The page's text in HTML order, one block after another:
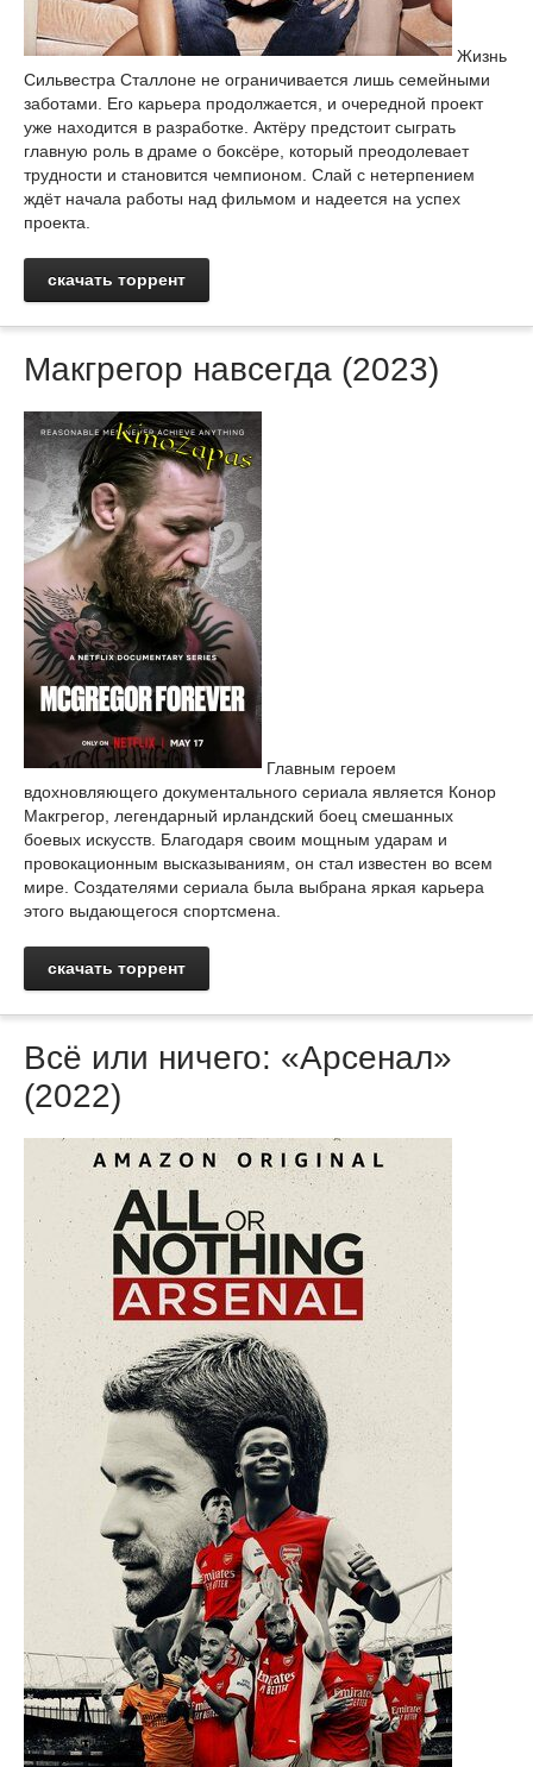
Жизнь
Сильвестра Сталлоне не ограничивается лишь семейными
заботами. Его карьера продолжается, и очередной проект
уже находится в разработке. Актёру предстоит сыграть
главную роль в драме о боксёре, который преодолевает
трудности и становится чемпионом. Слай с нетерпением
ждёт начала работы над фильмом и надеется на успех
проекта.
скачать торрент
Макгрегор навсегда (2023)
Главным героем
вдохновляющего документального сериала является Конор
Макгрегор, легендарный ирландский боец смешанных
боевых искусств. Благодаря своим мощным ударам и
провокационным высказываниям, он стал известен во всем
мире. Создателями сериала была выбрана яркая карьера
этого выдающегося спортсмена.
скачать торрент
Всё или ничего: «Арсенал»
(2022)